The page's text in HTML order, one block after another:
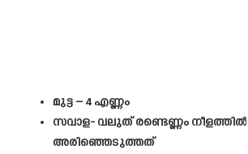
മുട്ട – 4 എണ്ണം
സവാള- വലുത് രണ്ടെണ്ണം നീളത്തിൽ
അരിഞ്ഞെടുത്തത്